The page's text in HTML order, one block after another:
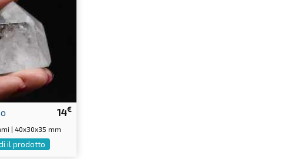
14€
| 40x30x35 mm
il prodotto